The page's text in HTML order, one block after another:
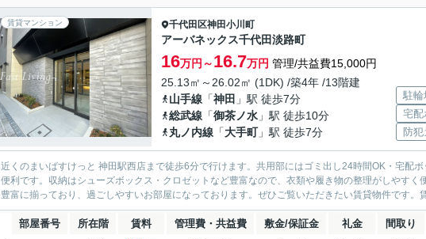
賃貸マンション 千代田区神田小川町
アーバネックス千代田淡路町
16万円～16.7万円 管理/共益費15,000円
25.13㎡～26.02㎡ (1DK) /築4年 /13階建
山手線 「神田 」駅 徒歩7分
総武線 「御茶ノ水 」駅 徒歩10分
丸ノ内線 「大手町」駅 徒歩7分
駐輪
宅配
防
近くのまいばすけっと 神田駅西店まで徒歩6分で行けます。共用部にはゴミ出し24時間OK・宅配
便利です。収納はシューズボックス・クロゼットなど豊富なので、衣類や履き物の整理がしやす
豊富に揃っており、過ごしやすいお部屋になっております。ぜひご覧いただきたい賃貸物件です。
部屋番号 所在階 賃料 管理費・共益費 敷金/保証金 礼金 間取り